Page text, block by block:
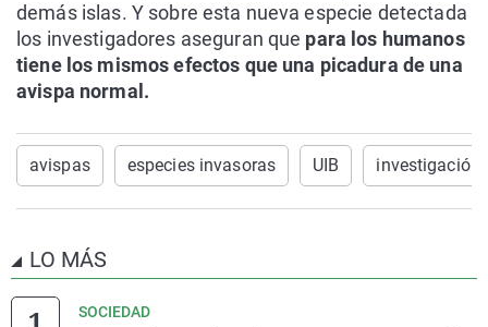
demás islas. Y sobre esta nueva especie detectada
los investigadores aseguran que para los humanos
tiene los mismos efectos que una picadura de una
avispa normal.
avispas especies invasoras UIB investigación
LO MÁS
SOCIEDAD